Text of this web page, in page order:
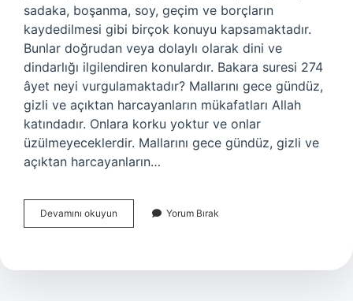
sadaka, boşanma, soy, geçim ve borçların
kaydedilmesi gibi birçok konuyu kapsamaktadır.
Bunlar doğrudan veya dolaylı olarak dini ve
dindarlığı ilgilendiren konulardır. Bakara suresi 274
âyet neyi vurgulamaktadır? Mallarını gece gündüz,
gizli ve açıktan harcayanların mükafatları Allah
katındadır. Onlara korku yoktur ve onlar
üzülmeyeceklerdir. Mallarını gece gündüz, gizli ve
açıktan harcayanların…
Devamını okuyun
Suresi
Ne
Yorum Bırak